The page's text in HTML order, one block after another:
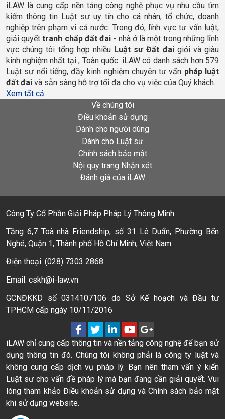
iLAW là cung cấp nền tảng công nghệ phục vụ nhu cầu tìm
kiếm thông tin Luật sư uy tín cho cá nhân, tổ chức, doanh
nghiệp trên phạm vi cả nước. Trong đó, lĩnh vực tư vấn luật,
giải quyết tranh chấp đất đai - nhà ở là một trong những lĩnh
vực chúng tôi tổng hợp nhiều Luật sư Đất đai giỏi và giàu
kinh nghiệm nhất tại , Toàn quốc. iLAW có danh sách hơn 579
Luật sư nổi tiếng, đầy kinh nghiệm chuyên tư vấn pháp luật
đất đai và sẵn sàng hỗ trợ tối đa cho vụ việc của Quý khách.
Xem tất cả
Về chúng tôi
Điều khoản sử dụng
Dành cho người dùng
Dành cho Luật sư
Chính sách bảo mật
Nội quy trang Nhận xét
Đánh giá của iLAW
Công Ty Cổ Phần Giải Pháp Pháp Lý Thông Minh
Tầng 6,7 Toà nhà Friendship, số 31 Lê Duẩn, Phường Bến
Nghé, Quận 1, Thành phố Hồ Chí Minh, Việt Nam
Điện thoại: (028) 7303 2868
Email: cskh@i-law.vn
GCNĐKKD số 0314107106 do Sở Kế hoạch và Đầu tư
TPHCM cấp ngày 10/11/2016
iLAW chỉ cung cấp thông tin và nền tảng công nghệ để bạn sử
dụng thông tin đó. Chúng tôi không phải là công ty luật và
không cung cấp dịch vụ pháp lý. Bạn nên tham vấn ý kiến
Luật sư cho vấn đề pháp lý mà bạn đang cần giải quyết. Vui
lòng tham khảo Điều khoản sử dụng và Chính sách bảo mật
khi sử dụng website.